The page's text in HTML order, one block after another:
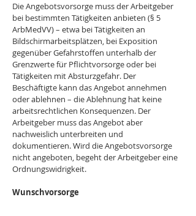
Die Angebotsvorsorge muss der Arbeitgeber
bei bestimmten Tätigkeiten anbieten (§ 5
ArbMedVV) – etwa bei Tätigkeiten an
Bildschirmarbeitsplätzen, bei Exposition
gegenüber Gefahrstoffen unterhalb der
Grenzwerte für Pflichtvorsorge oder bei
Tätigkeiten mit Absturzgefahr. Der
Beschäftigte kann das Angebot annehmen
oder ablehnen – die Ablehnung hat keine
arbeitsrechtlichen Konsequenzen. Der
Arbeitgeber muss das Angebot aber
nachweislich unterbreiten und
dokumentieren. Wird die Angebotsvorsorge
nicht angeboten, begeht der Arbeitgeber eine
Ordnungswidrigkeit.
Wunschvorsorge